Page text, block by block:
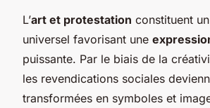
L’art et protestation constituent
universel favorisant une
puissante. Par le biais de la
les revendications sociales
transformées en symboles et